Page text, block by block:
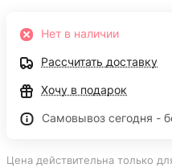
Нет в наличии
Рассчитать доставку
Хочу в подарок
Самовывоз сегодня -
Цена действительна только